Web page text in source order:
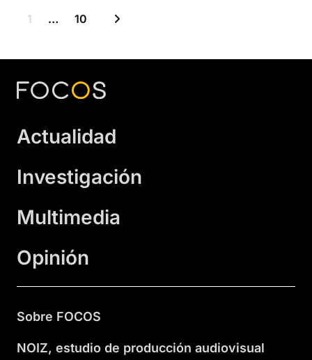
1 … 10
Actualidad
Investigación
Multimedia
Opinión
Sobre FOCOS
NOIZ, estudio de producción audiovisual